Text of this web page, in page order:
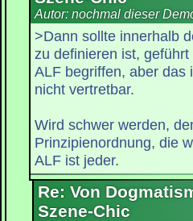
Autor: nochmal dieser
>Dann sollte innerhalb
zu definieren ist,
ALF begriffen, aber das
nicht vertretbar.
Wird schwer werden,
Prinzipienordnung, die
ALF ist jeder.
Re: Von
Szene-Chic